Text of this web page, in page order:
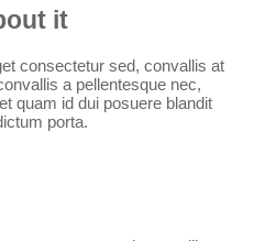
it
consectetur sed, convallis at
a pellentesque nec,
quam id dui posuere blandit
porta.